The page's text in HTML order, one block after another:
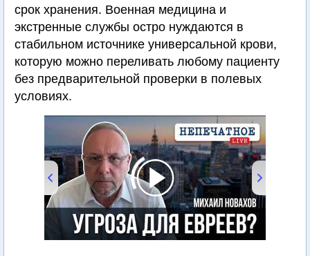
срок хранения. Военная медицина и
экстренные службы остро нуждаются в
стабильном источнике универсальной крови,
которую можно переливать любому пациенту
без предварительной проверки в полевых
условиях.
00:00/ 28:18